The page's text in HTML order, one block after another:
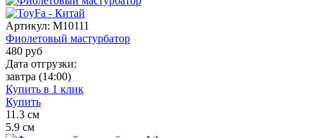
Артикул: M10111
Фиолетовый мастурбатор
480 руб
Дата отгрузки:
завтра (14:00)
Купить в 1 клик
Купить
11.3 см
5.9 см